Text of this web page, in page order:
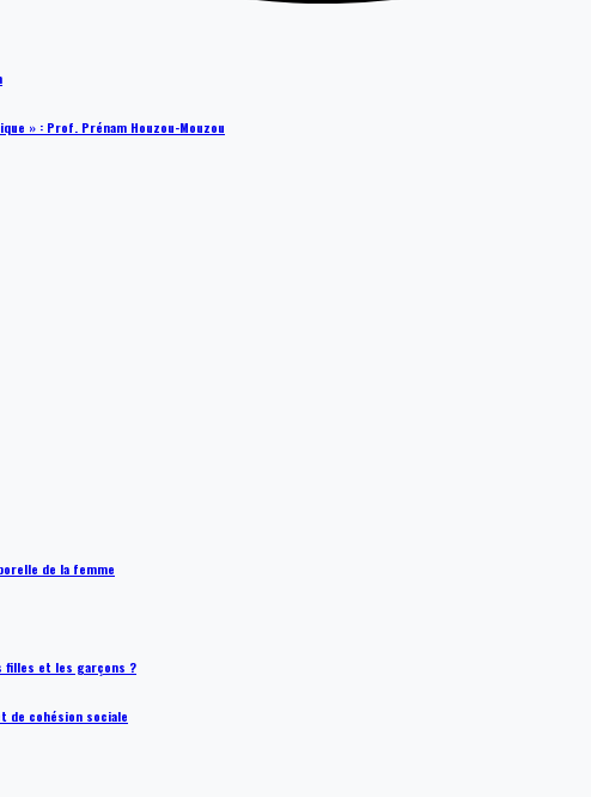
» : Prof. Prénam Houzou-Mouzou
de la femme
filles et les garçons ?
de cohésion sociale